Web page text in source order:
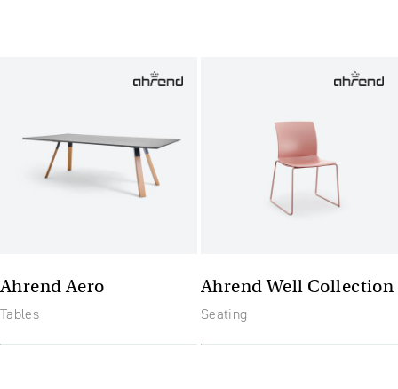
Ahrend Aero
Tables
Ahrend Well Collection
Seating